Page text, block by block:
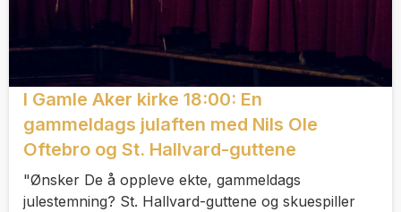
I Gamle Aker kirke 18:00: En
gammeldags julaften med Nils Ole
Oftebro og St. Hallvard-guttene
"Ønsker De å oppleve ekte, gammeldags
julestemning? St. Hallvard-guttene og skuespiller